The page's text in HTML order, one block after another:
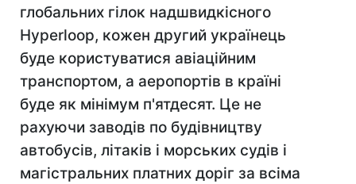
глобальних гілок надшвидкісного
Hyperloop, кожен другий українець
буде користуватися авіаційним
транспортом, а аеропортів в країні
буде як мінімум п'ятдесят. Це не
рахуючи заводів по будівництву
автобусів, літаків і морських судів і
магістральних платних доріг за всіма